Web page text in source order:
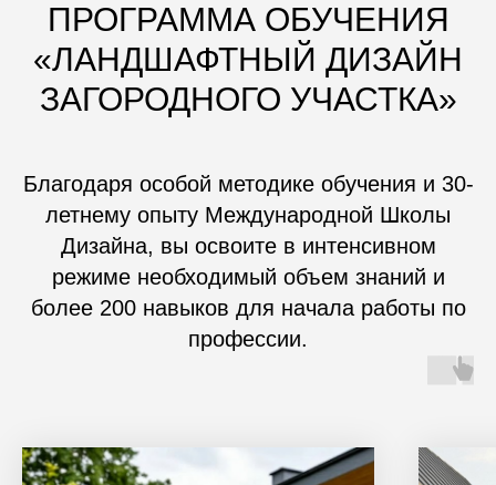
ПРОГРАММА ОБУЧЕНИЯ
«ЛАНДШАФТНЫЙ ДИЗАЙН
ЗАГОРОДНОГО УЧАСТКА»
Благодаря особой методике обучения и 30-
летнему опыту Международной Школы
Дизайна, вы освоите в интенсивном
режиме необходимый объем знаний и
более 200 навыков для начала работы по
профессии.